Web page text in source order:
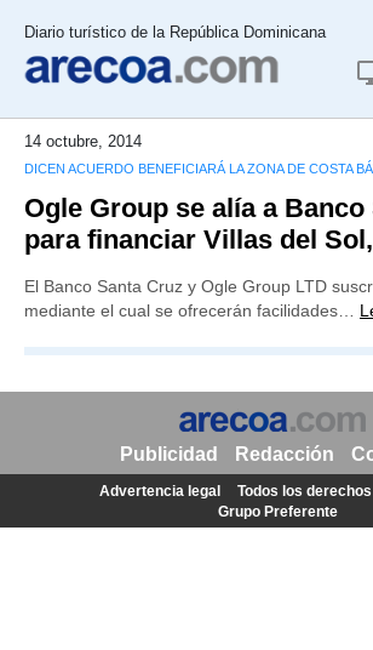
Diario turístico de la República Dominicana
14 octubre, 2014
DICEN ACUERDO BENEFICIARÁ LA ZONA DE COSTA
Ogle Group se alía a Banco
para financiar Villas del
El Banco Santa Cruz y Ogle Group LTD
mediante el cual se ofrecerán facilidades…
Publicidad Redacción
Advertencia legal
Todos los
Grupo Preferente